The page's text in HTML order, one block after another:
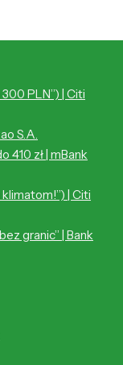
PLN”) | Citi
S.A.
410 zł | mBank
| Citi
granic” | Bank